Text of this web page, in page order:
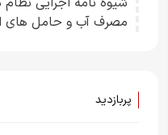
مصرف آب و حامل های
پربازدید